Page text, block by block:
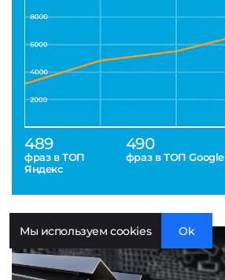
489
фраз в ТОП
Яндекс
490
фраз в ТОП Google
Мы используем cookies Ok